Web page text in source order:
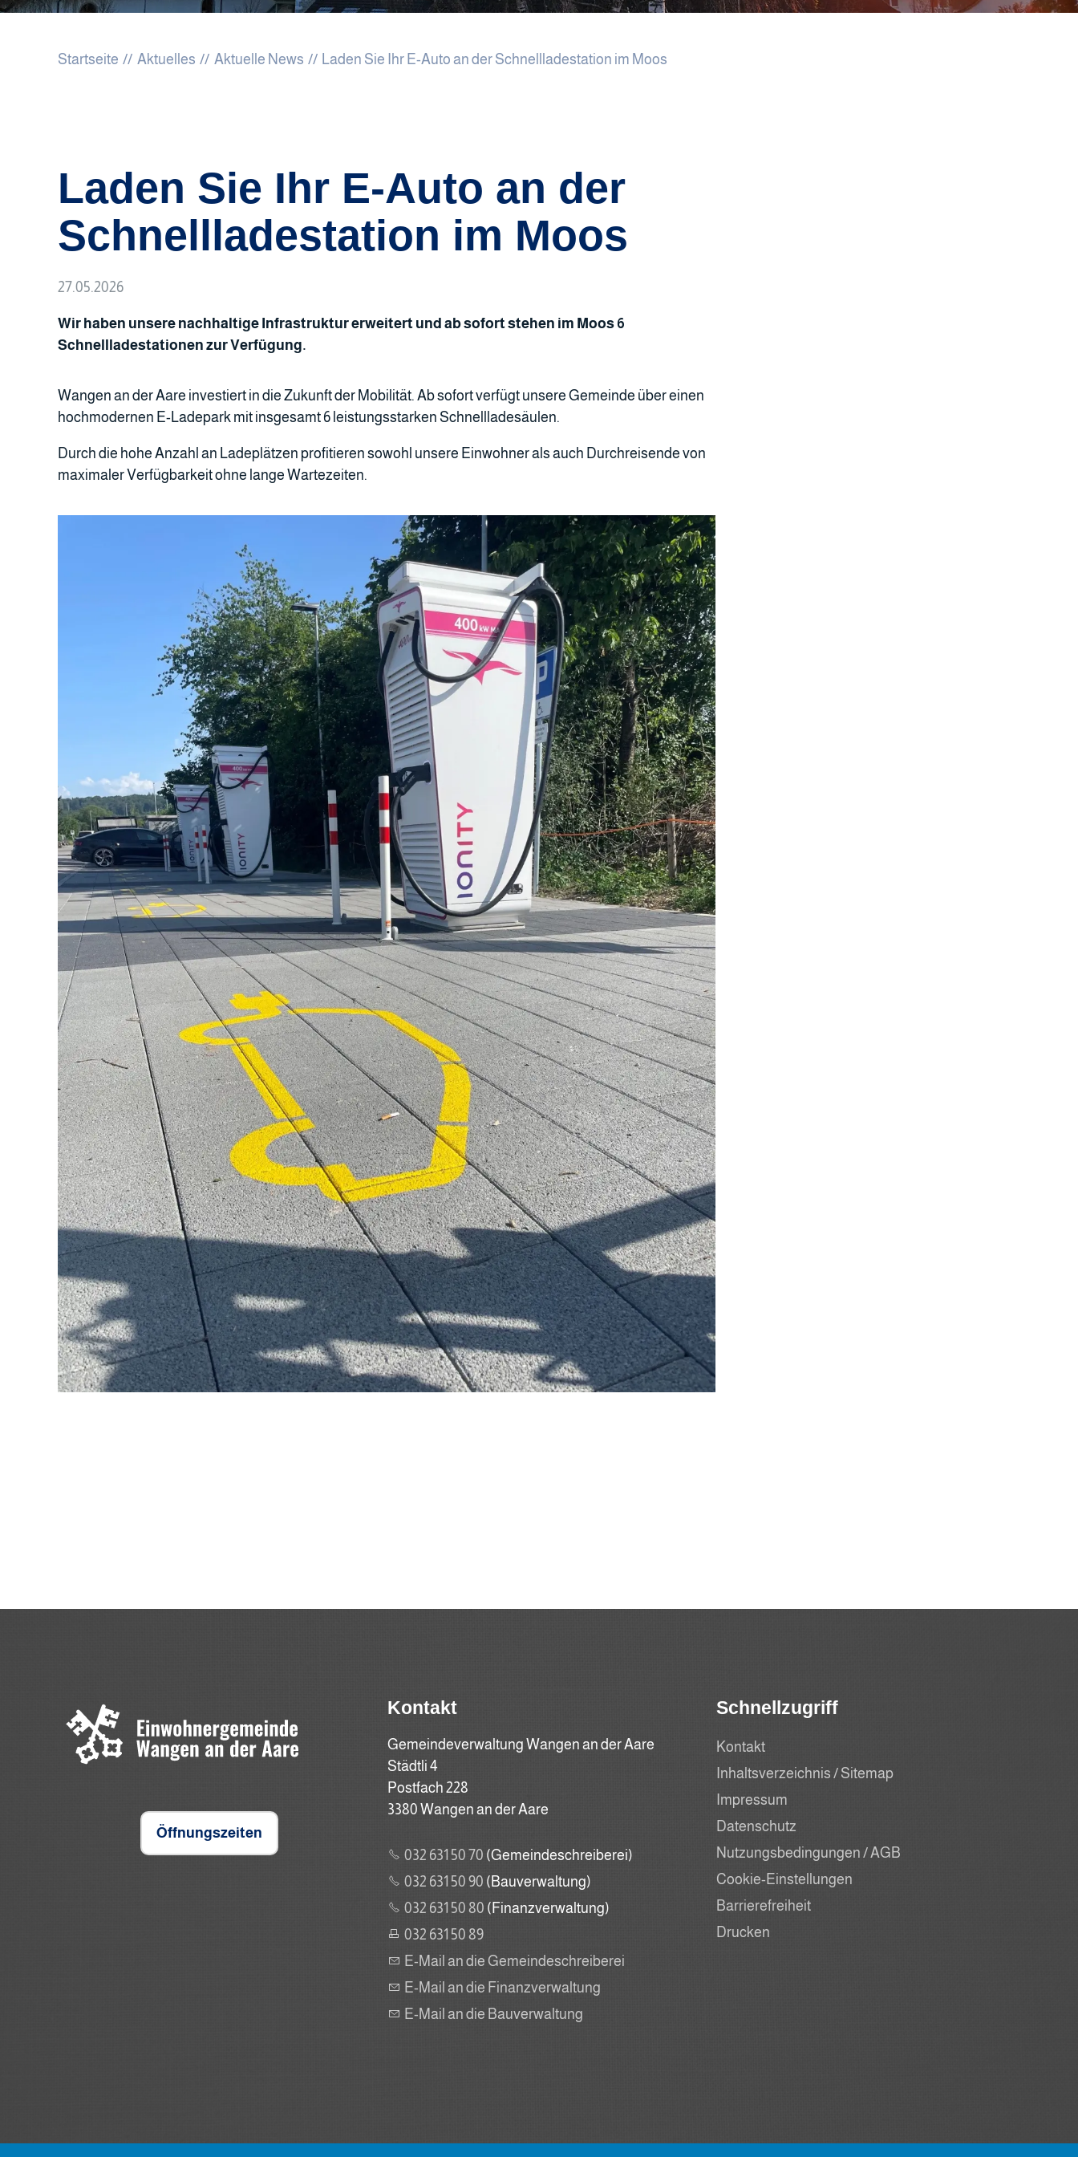
Startseite Aktuelles Aktuelle News Laden Sie Ihr E-Auto an der Schnellladestation im Moos
Laden Sie Ihr E-Auto an der
Schnellladestation im Moos
27.05.2026
Wir haben unsere nachhaltige Infrastruktur erweitert und ab sofort stehen im Moos 6
Schnellladestationen zur Verfügung.
Wangen an der Aare investiert in die Zukunft der Mobilität. Ab sofort verfügt unsere Gemeinde über einen
hochmodernen E-Ladepark mit insgesamt 6 leistungsstarken Schnellladesäulen.
Durch die hohe Anzahl an Ladeplätzen profitieren sowohl unsere Einwohner als auch Durchreisende von
maximaler Verfügbarkeit ohne lange Wartezeiten.
Öffnungszeiten
Kontakt
Gemeindeverwaltung Wangen an der Aare
Städtli 4
Postfach 228
3380 Wangen an der Aare
032 631 50 70 (Gemeindeschreiberei)
032 631 50 90 (Bauverwaltung)
032 631 50 80 (Finanzverwaltung)
032 631 50 89
E-Mail an die Gemeindeschreiberei
E-Mail an die Finanzverwaltung
E-Mail an die Bauverwaltung
Schnellzugriff
Kontakt
Inhaltsverzeichnis / Sitemap
Impressum
Datenschutz
Nutzungsbedingungen / AGB
Cookie-Einstellungen
Barrierefreiheit
Drucken